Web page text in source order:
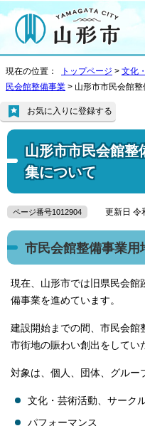
現在の位置： トップページ > 文化
民会館整備事業 > 山形市市民会館
山形市市民会館整
集について
お気に入りに登録する
ページ番号1012904 更新日 令
市民会館整備事業
現在、山形市では旧県民会館
備事業を進めています。
建設開始までの間、市民会館
市街地の賑わい創出をしてい
対象は、個人、団体、グルー
文化・芸術活動、サーク
パフォーマンス